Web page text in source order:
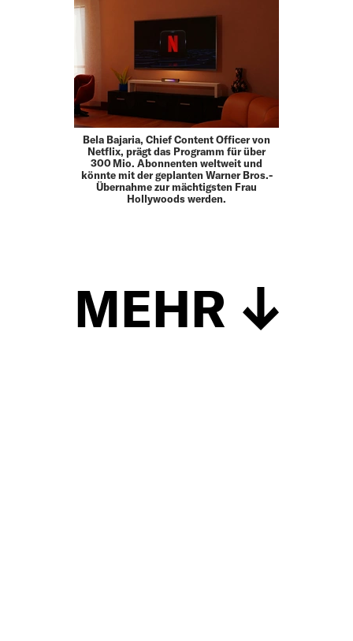
Bela Bajaria, Chief Content Officer von
Netflix, prägt das Programm für über
300 Mio. Abonnenten weltweit und
könnte mit der geplanten Warner Bros.-
Übernahme zur mächtigsten Frau
Hollywoods werden.
MEHR